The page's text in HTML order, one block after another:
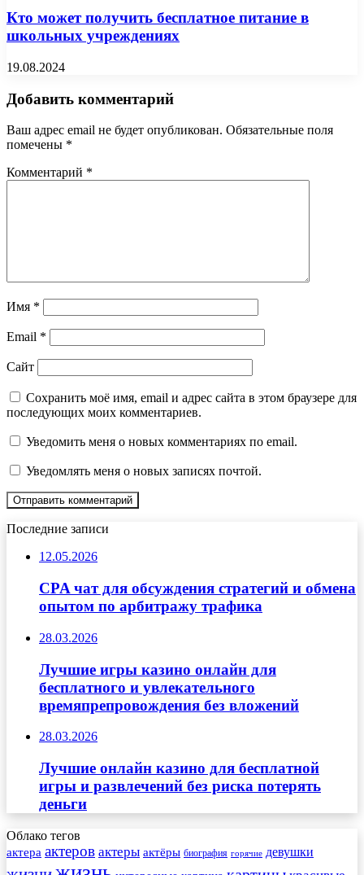
Кто может получить бесплатное питание в
школьных учреждениях
19.08.2024
Добавить комментарий
Ваш адрес email не будет опубликован. Обязательные поля
помечены *
Комментарий *
Имя *
Email *
Сайт
Сохранить моё имя, email и адрес сайта в этом браузере для
последующих моих комментариев.
Уведомить меня о новых комментариях по email.
Уведомлять меня о новых записях почтой.
Последние записи
12.05.2026
CPA чат для обсуждения стратегий и обмена
опытом по арбитражу трафика
28.03.2026
Лучшие игры казино онлайн для
бесплатного и увлекательного
времяпрепровождения без вложений
28.03.2026
Лучшие онлайн казино для бесплатной
игры и развлечений без риска потерять
деньги
Облако тегов
актера актеров актеры актёры биография горячие девушки